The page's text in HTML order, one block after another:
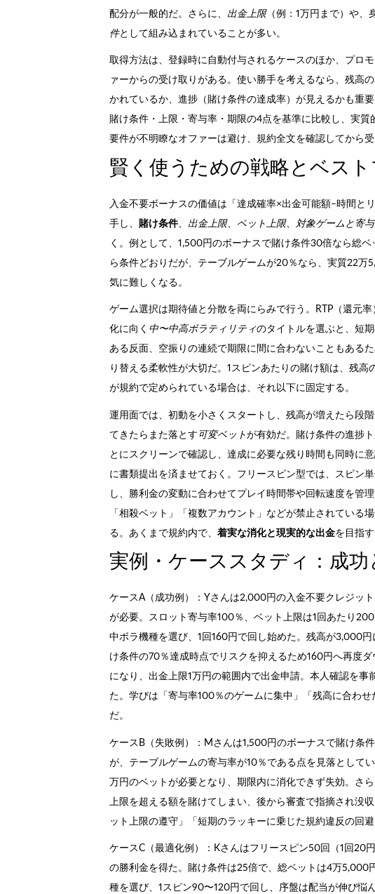
配分が一般的だ。さらに、 出金上限（例：1万円まで）や、
件として組み込まれていることが多い。
取得方法は、登録時に自動付与されるケースのほか、プロ
ァーからの受け取りがある。使い勝手を考えるなら、残高
かれているか、進捗（賭け条件の達成率）が見えるかも重
賭け条件・上限・寄与率・期限の4点を基準に比較し、実質
要件が不明瞭なオファーは避け、規約全文を確認してから受
賢く使うための戦略とベス
入金不要ボーナスの価値は「達成確率×出金可能額−時間と
手し、 賭け条件、 出金上限、 ベット上限、 対象ゲームと寄
く。例として、1,500円のボーナスで賭け条件30倍なら総
ら条件どおりだが、テーブルゲームが20％なら、実質22
気に難しくなる。
ゲーム選択は期待値と分散を両にらみで行う。RTP（還元
化に向く 中〜中高ボラティリティのタイトルを選ぶと、短
ある反面、空振りの連続で期限に間に合わないこともある
り替える柔軟性が大切だ。1スピンあたりの賭け額は、残
が規約で定められている場合は、それ以下に固定する。
運用面では、初動を小さくスタートし、残高が増えたら段
てきたらまた落とす 可変ベットが有効だ。賭け条件の進捗
とにスクリーンで確認し、達成に必要な残り時間も同時に
に書類提出を済ませておく。フリースピン型では、スピン
し、勝利金の変動に合わせてプレイ時間帯や回転速度を管
「相殺ベット」「複数アカウント」などが禁止されている
る。あくまで規約内で、 着実な消化と現実的な出金を目指
実例・ケーススタディ：成
ケースA（成功例）：Yさんは2,000円の入金不要クレジッ
が必要。スロット寄与率100％、ベット上限は1回あたり
中ボラ機種を選び、1回160円で回し始めた。残高が3,000
け条件の70％達成時点でリスクを抑えるため160円へ再度
になり、出金上限1万円の範囲内で出金申請。本人確認を事
た。学びは「寄与率100％のゲームに集中」「残高に合わせ
だ。
ケースB（失敗例）：Mさんは1,500円のボーナスで賭け条
が、テーブルゲームの寄与率が10％である点を見落として
万円のベットが必要となり、期限内に消化できず失効。さ
上限を超える額を賭けてしまい、後から審査で指摘され没
ット上限の遵守」「短期のラッキーに乗じた規約違反の回避
ケースC（最適化例）：Kさんはフリースピン50回（1回20
の勝利金を得た。賭け条件は25倍で、総ベットは4万5,000
種を選び、1スピン90〜120円で回し、序盤は配当が伸び悩